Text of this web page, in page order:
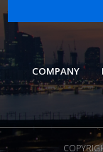
COMPANY